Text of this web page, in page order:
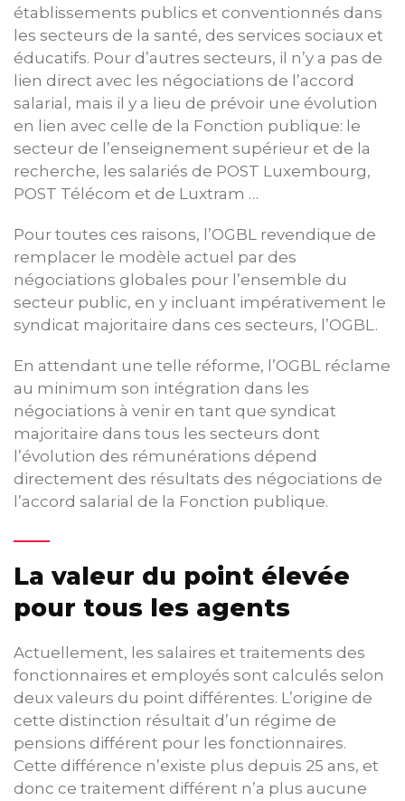
établissements publics et conventionnés dans
les secteurs de la santé, des services sociaux et
éducatifs. Pour d’autres secteurs, il n’y a pas de
lien direct avec les négociations de l’accord
salarial, mais il y a lieu de prévoir une évolution
en lien avec celle de la Fonction publique: le
secteur de l’enseignement supérieur et de la
recherche, les salariés de POST Luxembourg,
POST Télécom et de Luxtram …
Pour toutes ces raisons, l’OGBL revendique de
remplacer le modèle actuel par des
négociations globales pour l’ensemble du
secteur public, en y incluant impérativement le
syndicat majoritaire dans ces secteurs, l’OGBL.
En attendant une telle réforme, l’OGBL réclame
au minimum son intégration dans les
négociations à venir en tant que syndicat
majoritaire dans tous les secteurs dont
l’évolution des rémunérations dépend
directement des résultats des négociations de
l’accord salarial de la Fonction publique.
La valeur du point élevée
pour tous les agents
Actuellement, les salaires et traitements des
fonctionnaires et employés sont calculés selon
deux valeurs du point différentes. L’origine de
cette distinction résultait d’un régime de
pensions différent pour les fonctionnaires.
Cette différence n’existe plus depuis 25 ans, et
donc ce traitement différent n’a plus aucune